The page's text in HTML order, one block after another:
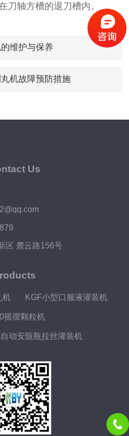
刀轴方槽的退刀槽内。
维护与保养
机故障预防措施
Us
区 麓云路156号
机 KGF小型口服液灌装机
摇摆颗粒机
动安瓿瓶拉丝灌装机